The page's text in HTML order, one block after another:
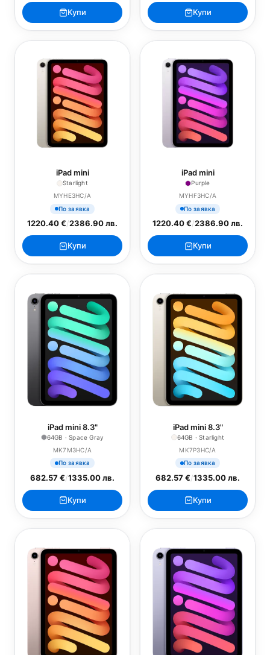
Купи Купи
iPad mini
Starlight
MYHE3HC/A
По заявка
1220.40 €/2386.90 лв.
Купи
iPad mini
Purple
MYHF3HC/A
По заявка
1220.40 €/2386.90 лв.
Купи
iPad mini 8.3"
64GB · Space Gray
MK7M3HC/A
По заявка
682.57 €/1335.00 лв.
Купи
iPad mini 8.3"
64GB · Starlight
MK7P3HC/A
По заявка
682.57 €/1335.00 лв.
Купи